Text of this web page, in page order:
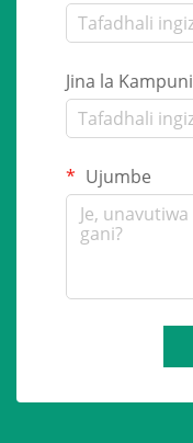
Jina la Kampuni
Ujumbe